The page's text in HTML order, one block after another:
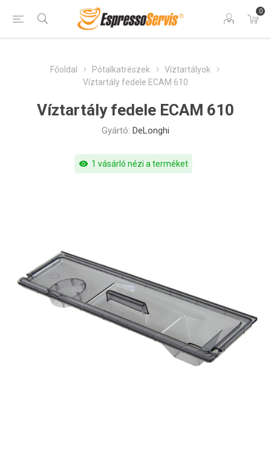
0
Főoldal Pótalkatrészek
Víztartályok
Víztartály fedele ECAM 610
Víztartály fedele ECAM 610
Gyártó: DeLonghi
visibility 1 vásárló nézi a terméket